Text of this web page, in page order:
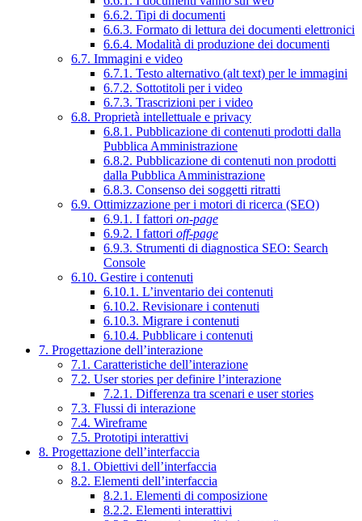
6.6.2. Tipi di documenti
6.6.3. Formato di lettura dei documenti elettronici
6.6.4. Modalità di produzione dei documenti
6.7. Immagini e video
6.7.1. Testo alternativo (alt text) per le immagini
6.7.2. Sottotitoli per i video
6.7.3. Trascrizioni per i video
6.8. Proprietà intellettuale e privacy
6.8.1. Pubblicazione di contenuti prodotti dalla
Pubblica Amministrazione
6.8.2. Pubblicazione di contenuti non prodotti
dalla Pubblica Amministrazione
6.8.3. Consenso dei soggetti ritratti
6.9. Ottimizzazione per i motori di ricerca (SEO)
6.9.1. I fattori on-page
6.9.2. I fattori off-page
6.9.3. Strumenti di diagnostica SEO: Search
Console
6.10. Gestire i contenuti
6.10.1. L’inventario dei contenuti
6.10.2. Revisionare i contenuti
6.10.3. Migrare i contenuti
6.10.4. Pubblicare i contenuti
7. Progettazione dell’interazione
7.1. Caratteristiche dell’interazione
7.2. User stories per definire l’interazione
7.2.1. Differenza tra scenari e user stories
7.3. Flussi di interazione
7.4. Wireframe
7.5. Prototipi interattivi
8. Progettazione dell’interfaccia
8.1. Obiettivi dell’interfaccia
8.2. Elementi dell’interfaccia
8.2.1. Elementi di composizione
8.2.2. Elementi interattivi